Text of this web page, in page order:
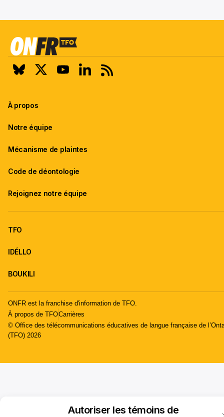
Autoriser les témoins de
À propos
Notre équipe
Mécanisme de plaintes
Code de déontologie
Rejoignez notre équipe
TFO
IDÉLLO
BOUKILI
ONFR est la franchise d'information de TFO.
À propos de TFOCarrières
© Office des télécommunications éducatives de langue française de
(TFO) 2026